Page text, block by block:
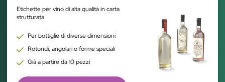
Etichette per vino di alta qualità in carta
strutturata
Per bottiglie di diverse dimensioni
Rotondi, angolari o forme speciali
Già a partire da 10 pezzi